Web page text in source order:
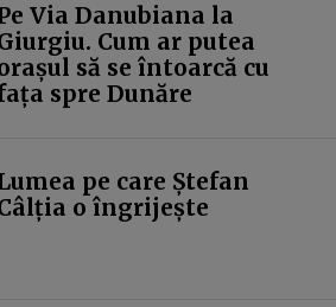
Via Danubiana la
Cum ar putea
să se întoarcă cu
spre Dunăre
pe care Ștefan
o îngrijește